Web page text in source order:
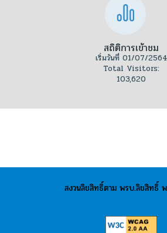
สถิติการเข้าชม
เริ่มวันที่ 01/07/2564
Total Visitors:
103,620
สงวนลิขสิทธิ์ตาม พรบ.ลิขสิทธิ์